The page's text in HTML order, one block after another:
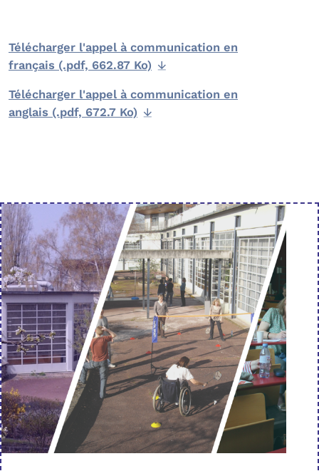
Télécharger l'appel à communication en
français (.pdf, 662.87 Ko)
Télécharger l'appel à communication en
anglais (.pdf, 672.7 Ko)